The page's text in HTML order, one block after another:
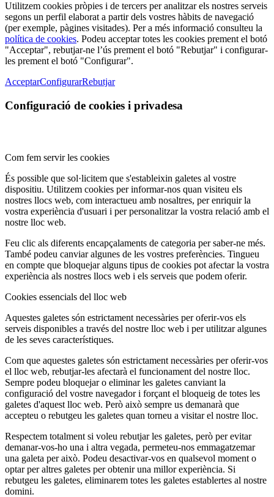
Utilitzem cookies pròpies i de tercers per analitzar els nostres serveis
segons un perfil elaborat a partir dels vostres hàbits de navegació
(per exemple, pàgines visitades). Per a més informació consulteu la
política de cookies. Podeu acceptar totes les cookies prement el botó
"Acceptar", rebutjar-ne l’ús prement el botó "Rebutjar" i configurar-
les prement el botó "Configurar".
AcceptarConfigurarRebutjar
Configuració de cookies i privadesa
Com fem servir les cookies
És possible que sol·licitem que s'estableixin galetes al vostre
dispositiu. Utilitzem cookies per informar-nos quan visiteu els
nostres llocs web, com interactueu amb nosaltres, per enriquir la
vostra experiència d'usuari i per personalitzar la vostra relació amb el
nostre lloc web.
Feu clic als diferents encapçalaments de categoria per saber-ne més.
També podeu canviar algunes de les vostres preferències. Tingueu
en compte que bloquejar alguns tipus de cookies pot afectar la vostra
experiència als nostres llocs web i els serveis que podem oferir.
Cookies essencials del lloc web
Aquestes galetes són estrictament necessàries per oferir-vos els
serveis disponibles a través del nostre lloc web i per utilitzar algunes
de les seves característiques.
Com que aquestes galetes són estrictament necessàries per oferir-vos
el lloc web, rebutjar-les afectarà el funcionament del nostre lloc.
Sempre podeu bloquejar o eliminar les galetes canviant la
configuració del vostre navegador i forçant el bloqueig de totes les
galetes d'aquest lloc web. Però això sempre us demanarà que
accepteu o rebutgeu les galetes quan torneu a visitar el nostre lloc.
Respectem totalment si voleu rebutjar les galetes, però per evitar
demanar-vos-ho una i altra vegada, permeteu-nos emmagatzemar
una galeta per això. Podeu desactivar-vos en qualsevol moment o
optar per altres galetes per obtenir una millor experiència. Si
rebutgeu les galetes, eliminarem totes les galetes establertes al nostre
domini.